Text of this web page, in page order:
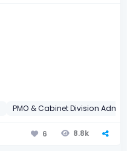
PMO & Cabinet Division
6 8.8k